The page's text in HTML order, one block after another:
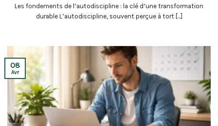
Les fondements de l’autodiscipline : la clé d’une transformation
durable L’autodiscipline, souvent perçue à tort [...]
08
Avr